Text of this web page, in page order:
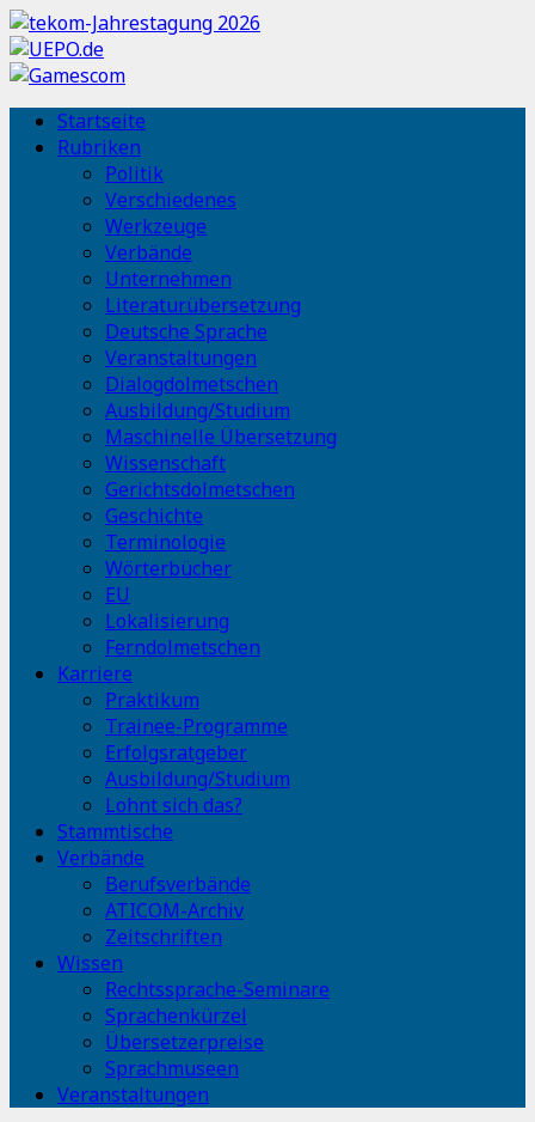
Startseite
Rubriken
Politik
Verschiedenes
Werkzeuge
Verbände
Unternehmen
Literaturübersetzung
Deutsche Sprache
Veranstaltungen
Dialogdolmetschen
Ausbildung/Studium
Maschinelle Übersetzung
Wissenschaft
Gerichtsdolmetschen
Geschichte
Terminologie
Wörterbücher
EU
Lokalisierung
Ferndolmetschen
Karriere
Praktikum
Trainee-Programme
Erfolgsratgeber
Ausbildung/Studium
Lohnt sich das?
Stammtische
Verbände
Berufsverbände
ATICOM-Archiv
Zeitschriften
Wissen
Rechtssprache-Seminare
Sprachenkürzel
Übersetzerpreise
Sprachmuseen
Veranstaltungen